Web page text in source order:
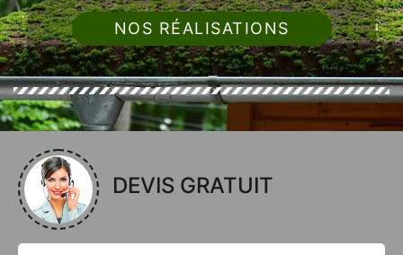
NOS RÉALISATIONS
DEVIS GRATUIT